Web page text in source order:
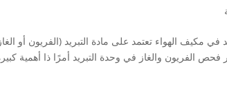
مكيف الهواء تعتمد على مادة التبريد (الفريون أو الغاز
فحص الفريون والغاز في وحدة التبريد أمرًا ذا أهمية